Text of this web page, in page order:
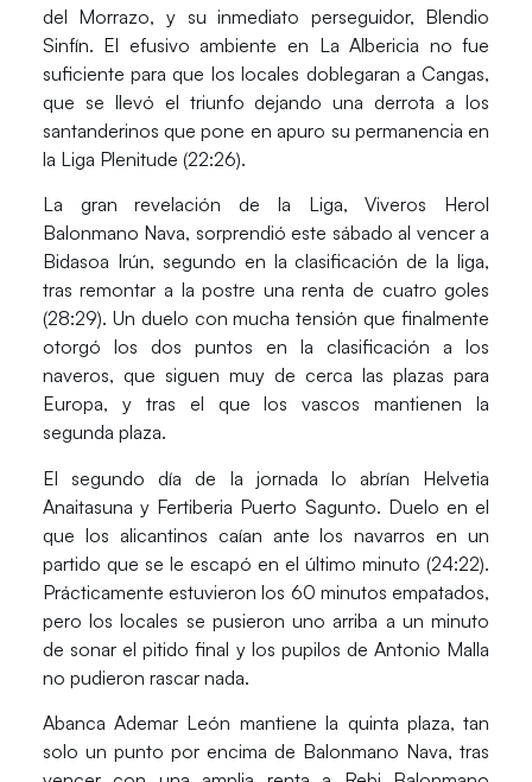
del Morrazo, y su inmediato perseguidor, Blendio
Sinfín. El efusivo ambiente en La Albericia no fue
suficiente para que los locales doblegaran aCangas,
que se llevó el triunfo dejando una derrota a los
santanderinos que pone en apuro su permanencia en
la Liga Plenitude (22:26).
La gran revelación de la Liga,Viveros Herol
Balonmano Nava, sorprendió este sábado al vencer a
Bidasoa Irún, segundo en la clasificación de la liga,
tras remontar a la postre una renta de cuatro goles
(28:29). Un duelo con mucha tensión que finalmente
otorgó los dos puntos en la clasificación a los
naveros, que siguen muy de cerca las plazas para
Europa, y tras el que los vascos mantienen la
segunda plaza.
El segundo día de la jornada lo abrían Helvetia
Anaitasuna y Fertiberia Puerto Sagunto. Duelo en el
que los alicantinos caían ante los navarros en un
partido que se le escapó en el último minuto (24:22).
Prácticamente estuvieron los 60 minutos empatados,
pero los locales se pusieron uno arriba a un minuto
de sonar el pitido final y los pupilos deAntonio Malla
no pudieron rascar nada.
Abanca Ademar León mantiene la quinta plaza, tan
solo un punto por encima de Balonmano Nava, tras